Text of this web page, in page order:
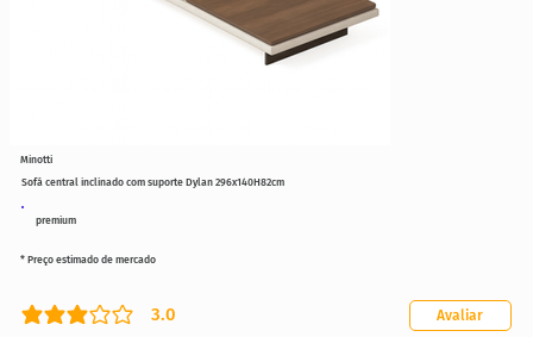
premium
Sofá central inclinado com suporte Dylan 296x140H82cm
3.0
classificação média é 3 de 5
Avaliar
* Preço estimado de mercado
Minotti